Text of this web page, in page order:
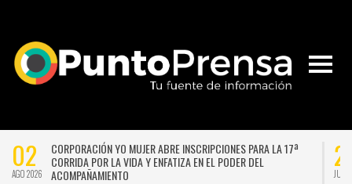
02
AGO 2026
CORPORACIÓN YO MUJER ABRE INSCRIPCIONES PARA LA 17ª
CORRIDA POR LA VIDA Y ENFATIZA EN EL PODER DEL
ACOMPAÑAMIENTO
JUL